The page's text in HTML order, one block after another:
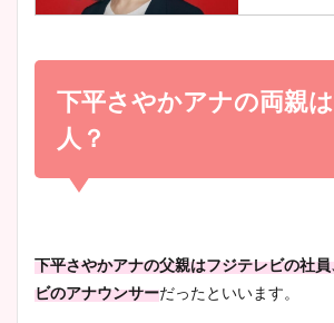
宇賀神メ
池谷実悠
かわいい
小室瑛莉
め！足が
wikiプ
下平さやかアナの両親
人？
下平さやかアナの父親はフジテレビの社
ビのアナウンサーだったといいます。